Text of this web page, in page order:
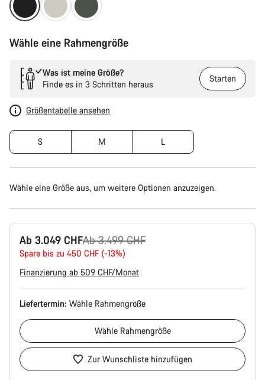
Wähle eine Rahmengröße
Was ist meine Größe?
Finde es in 3 Schritten heraus
Starten
Größentabelle ansehen
S M L
Wähle eine Größe aus, um weitere Optionen anzuzeigen.
Ab 3.049 CHF
UrsprungspreisAb 3.499 CHF
Spare bis zu 450 CHF (-13%)
Finanzierung ab 509 CHF/Monat
Liefertermin: Wähle Rahmengröße
Wähle Rahmengröße
Zur Wunschliste hinzufügen